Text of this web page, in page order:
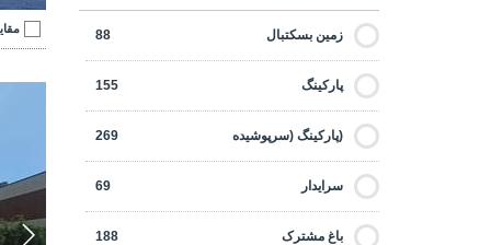
مناسب برای اخذ شهروندی
منظره دریا
زمین بسکتبال 88
پارکینگ 155
(پارکینگ (سرپوشیده 269
سرایدار 69
باغ مشترک 188